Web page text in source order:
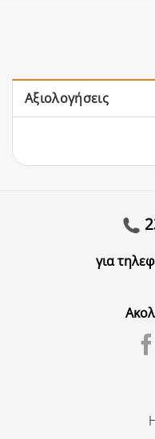
Αξιολογήσεις
για